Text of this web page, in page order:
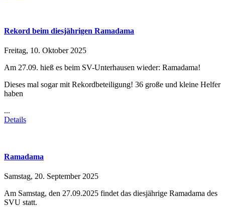
Rekord beim diesjährigen Ramadama
Freitag, 10. Oktober 2025
Am 27.09. hieß es beim SV-Unterhausen wieder: Ramadama!
Dieses mal sogar mit Rekordbeteiligung! 36 große und kleine Helfer
haben
...
Details
Ramadama
Samstag, 20. September 2025
Am Samstag, den 27.09.2025 findet das diesjährige Ramadama des
SVU statt.